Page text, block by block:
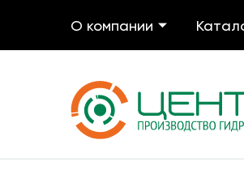
О компании